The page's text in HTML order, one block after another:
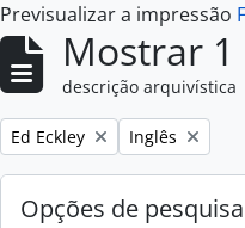
Previsualizar a impressão
Mostrar
descrição arquivística
Remove filter:
Ed Eckley Remove filter:
Inglês
Opções de